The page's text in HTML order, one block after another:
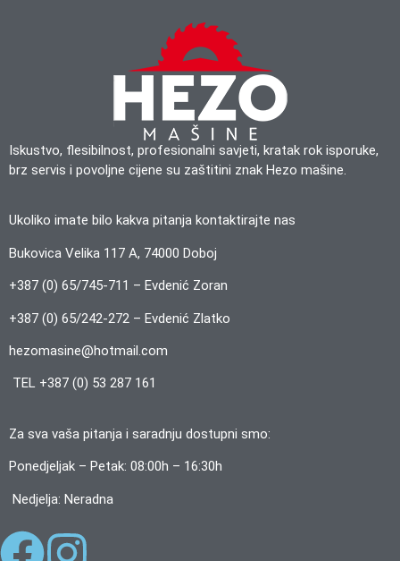
Iskustvo, flesibilnost, profesionalni savjeti, kratak rok isporuke,
brz servis i povoljne cijene su zaštitini znak Hezo mašine.
Ukoliko imate bilo kakva pitanja kontaktirajte nas
Bukovica Velika 117 A, 74000 Doboj
+387 (0) 65/745-711 – Evdenić Zoran
+387 (0) 65/242-272 – Evdenić Zlatko
hezomasine@hotmail.com
TEL +387 (0) 53 287 161
Za sva vaša pitanja i saradnju dostupni smo:
Ponedjeljak – Petak: 08:00h – 16:30h
Nedjelja: Neradna